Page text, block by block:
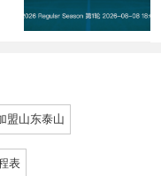
盟山东泰山
表